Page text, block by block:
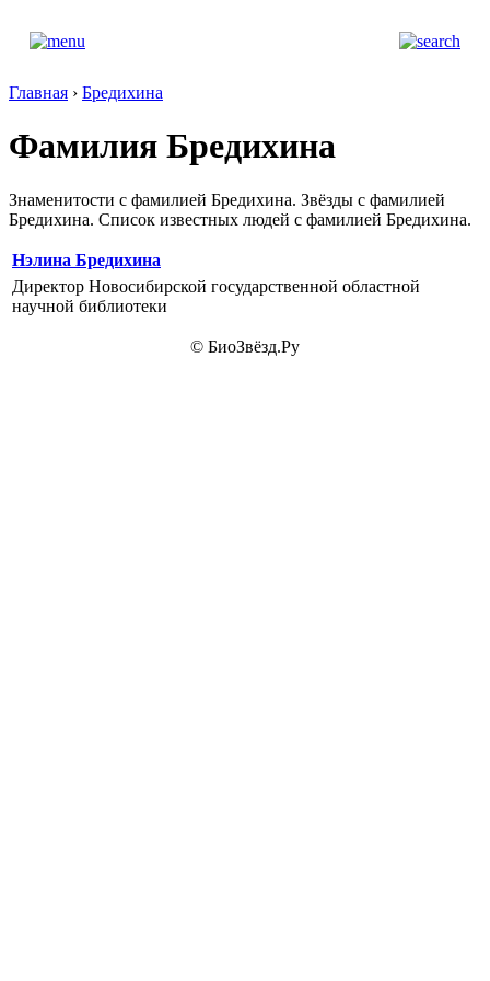
Главная › Бредихина
Фамилия Бредихина
Знаменитости с фамилией Бредихина. Звёзды с фамилией
Бредихина. Список известных людей с фамилией Бредихина.
Нэлина Бредихина
Директор Новосибирской государственной областной
научной библиотеки
© БиоЗвёзд.Ру